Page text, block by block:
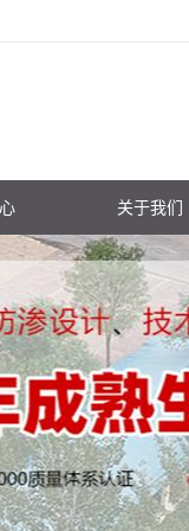
关于我们